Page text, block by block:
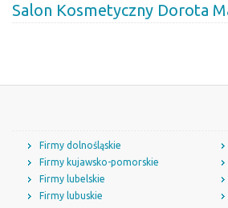
Salon Kosmetyczny Dorota
Firmy dolnośląskie
Firmy kujawsko-pomorskie
Firmy lubelskie
Firmy lubuskie